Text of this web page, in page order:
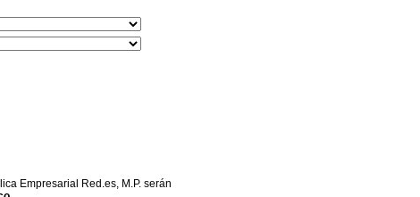
Empresarial Red.es, M.P. serán